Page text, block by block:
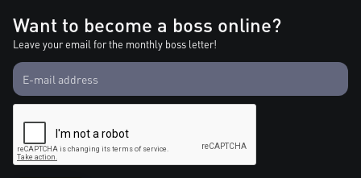
Want to become a boss online?
Leave your email for the monthly boss letter!